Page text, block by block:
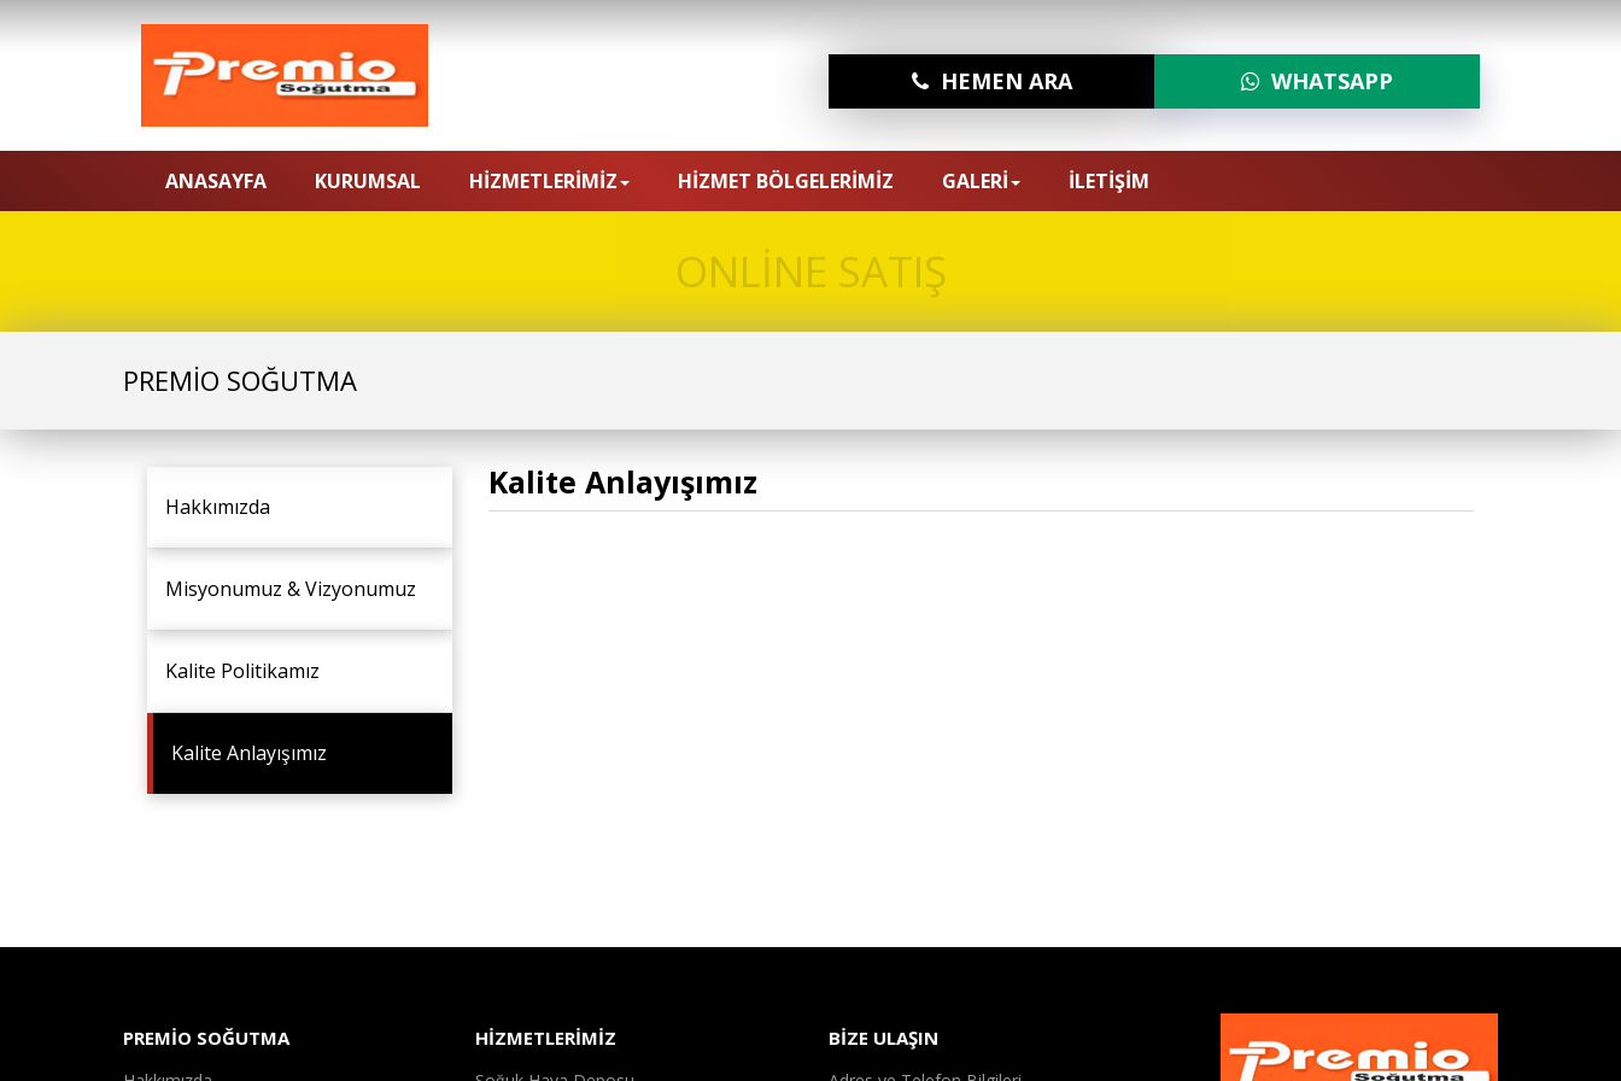
HEMEN ARA WHATSAPP
ANASAYFA KURUMSAL HİZMETLERİMİZ HİZMET BÖLGELERİMİZ GALERİ İLETİŞİM
ONLİNE SATIŞ
PREMİO SOĞUTMA
Hakkımızda
Misyonumuz & Vizyonumuz
Kalite Politikamız
Kalite Anlayışımız
Kalite Anlayışımız
PREMİO SOĞUTMA HİZMETLERİMİZ BİZE ULAŞIN